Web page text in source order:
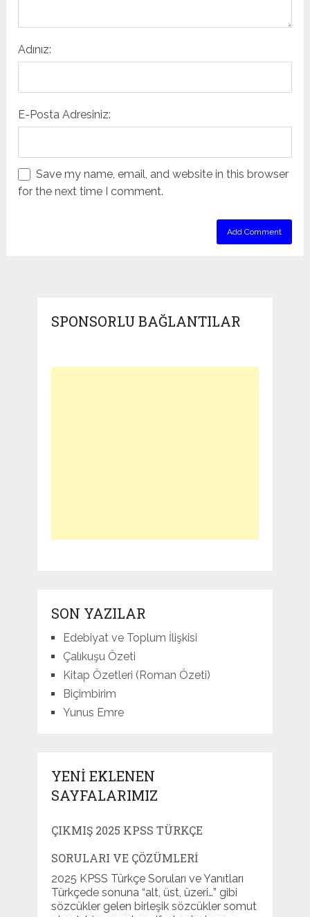
Adınız:
E-Posta Adresiniz:
Save my name, email, and website in this browser
for the next time I comment.
SPONSORLU BAĞLANTILAR
SON YAZILAR
Edebiyat ve Toplum İlişkisi
Çalıkuşu Özeti
Kitap Özetleri (Roman Özeti)
Biçimbirim
Yunus Emre
YENI EKLENEN
SAYFALARIMIZ
ÇIKMIŞ 2025 KPSS TÜRKÇE
SORULARI VE ÇÖZÜMLERI
2025 KPSS Türkçe Soruları ve Yanıtları
Türkçede sonuna “alt, üst, üzeri…” gibi
sözcükler gelen birleşik sözcükler somut